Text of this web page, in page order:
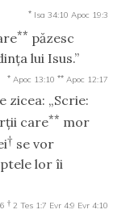
* Isa 34:10 Apoc 19:3
** păzesc
lui Isus.”
* Apoc 13:10 ** Apoc 12:17
zicea: „Scrie:
care** mor
† se vor
lor îi
† 2 Tes 1:7 Evr 4:9 Evr 4:10